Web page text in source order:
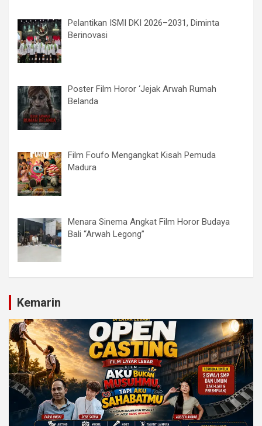
Pelantikan ISMI DKI 2026–2031, Diminta
Berinovasi
Poster Film Horor ‘Jejak Arwah Rumah
Belanda
Film Foufo Mengangkat Kisah Pemuda
Madura
Menara Sinema Angkat Film Horor Budaya
Bali “Arwah Legong”
Kemarin